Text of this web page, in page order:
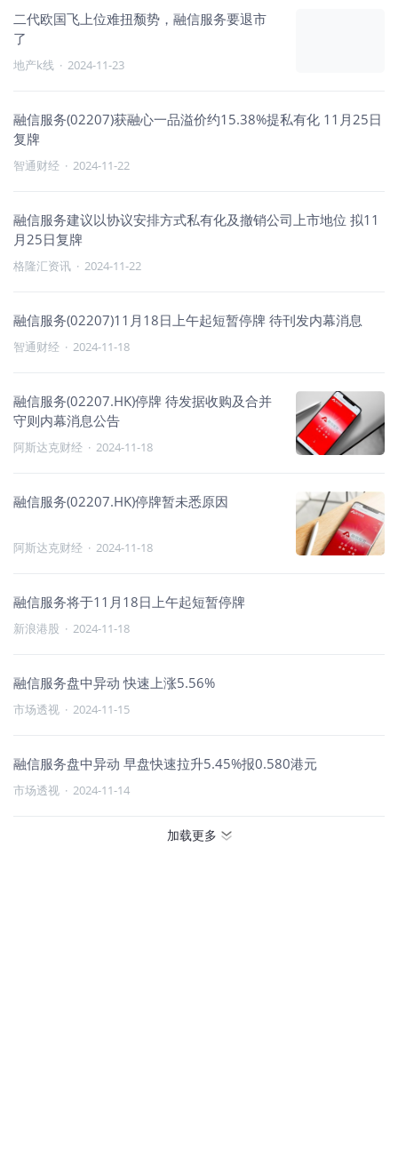
二代欧国飞上位难扭颓势，融信服务要退市
了
地产k线 · 2024-11-23
融信服务(02207)获融心一品溢价约15.38%提私有化 11月25日
复牌
智通财经 · 2024-11-22
融信服务建议以协议安排方式私有化及撤销公司上市地位 拟11
月25日复牌
格隆汇资讯 · 2024-11-22
融信服务(02207)11月18日上午起短暂停牌 待刊发内幕消息
智通财经 · 2024-11-18
融信服务(02207.HK)停牌 待发据收购及合并
守则内幕消息公告
阿斯达克财经 · 2024-11-18
融信服务(02207.HK)停牌暂未悉原因
阿斯达克财经 · 2024-11-18
融信服务将于11月18日上午起短暂停牌
新浪港股 · 2024-11-18
融信服务盘中异动 快速上涨5.56%
市场透视 · 2024-11-15
融信服务盘中异动 早盘快速拉升5.45%报0.580港元
市场透视 · 2024-11-14
加载更多